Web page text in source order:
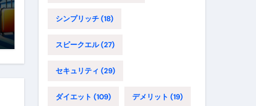
シンプリッチ(18)
スピークエル(27)
セキュリティ (29)
ダイエット (109) デメリット (19)